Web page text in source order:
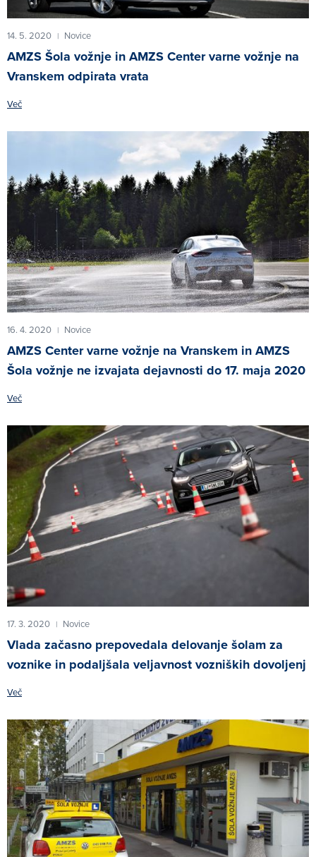
14. 5. 2020 | Novice
AMZS Šola vožnje in AMZS Center varne vožnje na
Vranskem odpirata vrata
Več
16. 4. 2020 | Novice
AMZS Center varne vožnje na Vranskem in AMZS
Šola vožnje ne izvajata dejavnosti do 17. maja 2020
Več
17. 3. 2020 | Novice
Vlada začasno prepovedala delovanje šolam za
voznike in podaljšala veljavnost vozniških dovoljenj
Več